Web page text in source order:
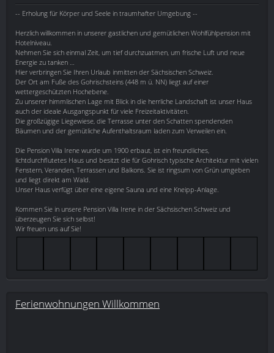
-- Erholung für Körper und Seele in traumhafter Umgebung --
Herzlich willkommen in unserer gastlichen und gemütlichen Wohlfühlpension mit
Hotelniveau.
Nehmen Sie sich einmal Zeit, um tief durchzuatmen, um frische Luft und neue
Energie zu tanken …
Hier verbringen Sie Ihren Urlaub inmitten der Sächsischen Schweiz.
Der Ort am Fuße des Gohrischsteins (448 m ü. NN) liegt auf einer
wettergeschützten Hochebene.
Zu unserer himmlischen Lage mit Blick in die herrliche Landschaft ist unser Haus
auch der ideale Ausgangspunkt für viele Freizeitaktivitäten.
Die großzügige Liegewiese, die Terrasse unter den Schatten spendenden
Bäumen und der gemütliche Aufenthaltsraum laden zum Verweilen ein.
Die Pension Villa Irene wurde um 1900 erbaut, ist ein freundliches,
lichtdurchflutetes Haus und besitzt die für Gohrisch typische Architektur mit vielen
Fenstern, Veranden, Terrassen und Balkons. Sie ist ringsum von Grün umgeben
und liegt direkt am Wald.
Unser Haus verfügt über eine eigene Sauna und eine Kneipp-Anlage.
Kommen Sie in unsere Pension Villa Irene in der Sächsischen Schweiz und
überzeugen Sie sich selbst!
Wir freuen uns auf Sie!
Ferienwohnungen Willkommen